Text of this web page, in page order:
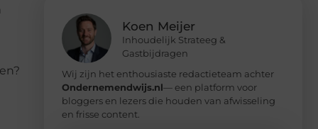
Koen Meijer
Inhoudelijk Strateeg &
Gastbijdragen
Wij zijn het enthousiaste redactieteam achter
Ondernemendwijs.nl— een platform voor
bloggers en lezers die houden van afwisseling
en frisse content.